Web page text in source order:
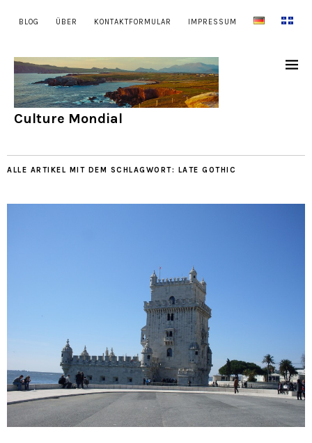
BLOG ÜBER KONTAKTFORMULAR IMPRESSUM
Culture Mondial
ALLE ARTIKEL MIT DEM SCHLAGWORT: LATE GOTHIC